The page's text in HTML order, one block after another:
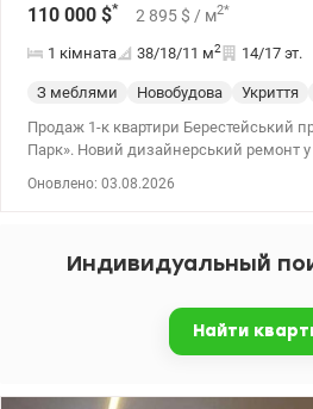
110 000 $* 2 895 $ / м2*
1 кімната 38/18/11 м2 14/17 эт.
З меблями Новобудова Укриття
Продаж 1-к квартири Берестейський
Парк». Новий дизайнерський ремонт у
спальню. Якісна побутова техніка.
Оновлено: 03.08.2026
Индивидуальный
Найти